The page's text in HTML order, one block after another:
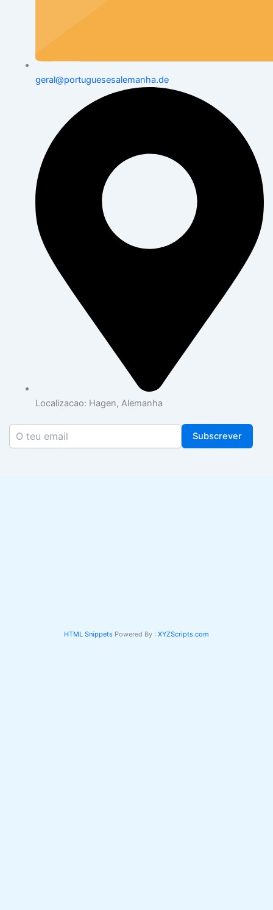
geral@portuguesesalemanha.de
Localizacao: Hagen, Alemanha
Subscrever
HTML Snippets Powered By : XYZScripts.com